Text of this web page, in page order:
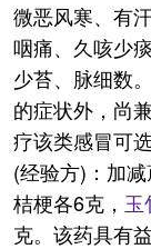
微恶风寒、有
咽痛、久咳少
少苔、脉细数
的症状外，尚
疗该类感冒可
(经验方)：加
桔梗各6克， 玉
克。该药具有